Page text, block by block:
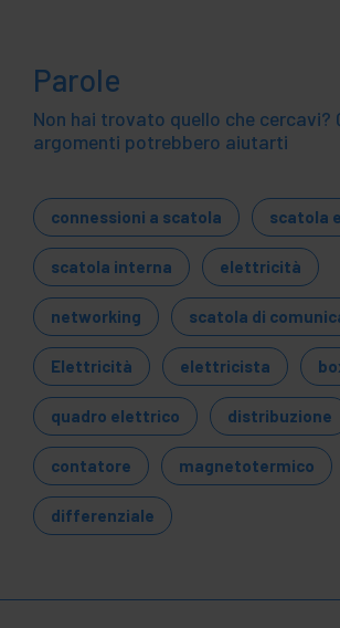
Parole
Non hai trovato quello che cercavi?
argomenti potrebbero aiutarti
connessioni a scatola scatola
scatola interna elettricità
networking scatola di
Elettricità elettricista
quadro elettrico distribuzione
contatore magnetotermico
differenziale